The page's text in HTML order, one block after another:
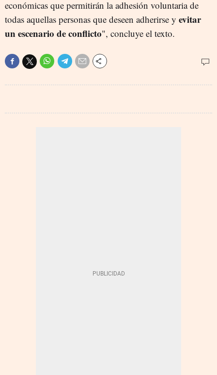
económicas que permitirán la adhesión voluntaria de
todas aquellas personas que deseen adherirse y evitar
un escenario de conflicto", concluye el texto.